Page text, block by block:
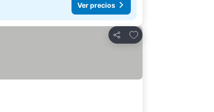
Ver precios
Compartir
Agregar a favoritos